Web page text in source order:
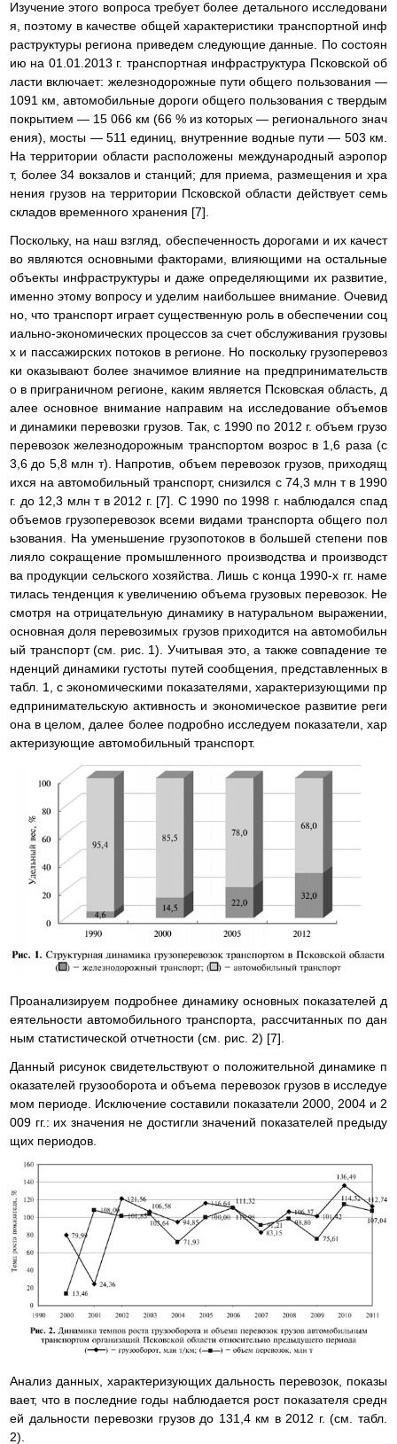
Изучение этого вопроса требует более детального исследовани
я, поэтому в качестве общей характеристики транспортной инф
раструктуры региона приведем следующие данные. По состоян
ию на 01.01.2013 г. транспортная инфраструктура Псковской об
ласти включает: железнодорожные пути общего пользования —
1091 км, автомобильные дороги общего пользования с твердым
покрытием — 15 066 км (66 % из которых — регионального знач
ения), мосты — 511 единиц, внутренние водные пути — 503 км.
На территории области расположены международный аэропор
т, более 34 вокзалов и станций; для приема, размещения и хра
нения грузов на территории Псковской области действует семь
складов временного хранения [7].
Поскольку, на наш взгляд, обеспеченность дорогами и их качест
во являются основными факторами, влияющими на остальные
объекты инфраструктуры и даже определяющими их развитие,
именно этому вопросу и уделим наибольшее внимание. Очевид
но, что транспорт играет существенную роль в обеспечении соц
иально-экономических процессов за счет обслуживания грузовы
х и пассажирских потоков в регионе. Но поскольку грузоперевоз
ки оказывают более значимое влияние на предпринимательств
о в приграничном регионе, каким является Псковская область, д
алее основное внимание направим на исследование объемов
и динамики перевозки грузов. Так, с 1990 по 2012 г. объем грузо
перевозок железнодорожным транспортом возрос в 1,6 раза (с
3,6 до 5,8 млн т). Напротив, объем перевозок грузов, приходящ
ихся на автомобильный транспорт, снизился с 74,3 млн т в 1990
г. до 12,3 млн т в 2012 г. [7]. С 1990 по 1998 г. наблюдался спад
объемов грузоперевозок всеми видами транспорта общего пол
ьзования. На уменьшение грузопотоков в большей степени пов
лияло сокращение промышленного производства и производст
ва продукции сельского хозяйства. Лишь с конца 1990-х гг. наме
тилась тенденция к увеличению объема грузовых перевозок. Не
смотря на отрицательную динамику в натуральном выражении,
основная доля перевозимых грузов приходится на автомобильн
ый транспорт (см. рис. 1). Учитывая это, а также совпадение те
нденций динамики густоты путей сообщения, представленных в
табл. 1, с экономическими показателями, характеризующими пр
едпринимательскую активность и экономическое развитие реги
она в целом, далее более подробно исследуем показатели, хар
актеризующие автомобильный транспорт.
Проанализируем подробнее динамику основных показателей д
еятельности автомобильного транспорта, рассчитанных по дан
ным статистической отчетности (см. рис. 2) [7].
Данный рисунок свидетельствуют о положительной динамике п
оказателей грузооборота и объема перевозок грузов в исследуе
мом периоде. Исключение составили показатели 2000, 2004 и 2
009 гг.: их значения не достигли значений показателей предыду
щих периодов.
Анализ данных, характеризующих дальность перевозок, показы
вает, что в последние годы наблюдается рост показателя средн
ей дальности перевозки грузов до 131,4 км в 2012 г. (см. табл.
2).